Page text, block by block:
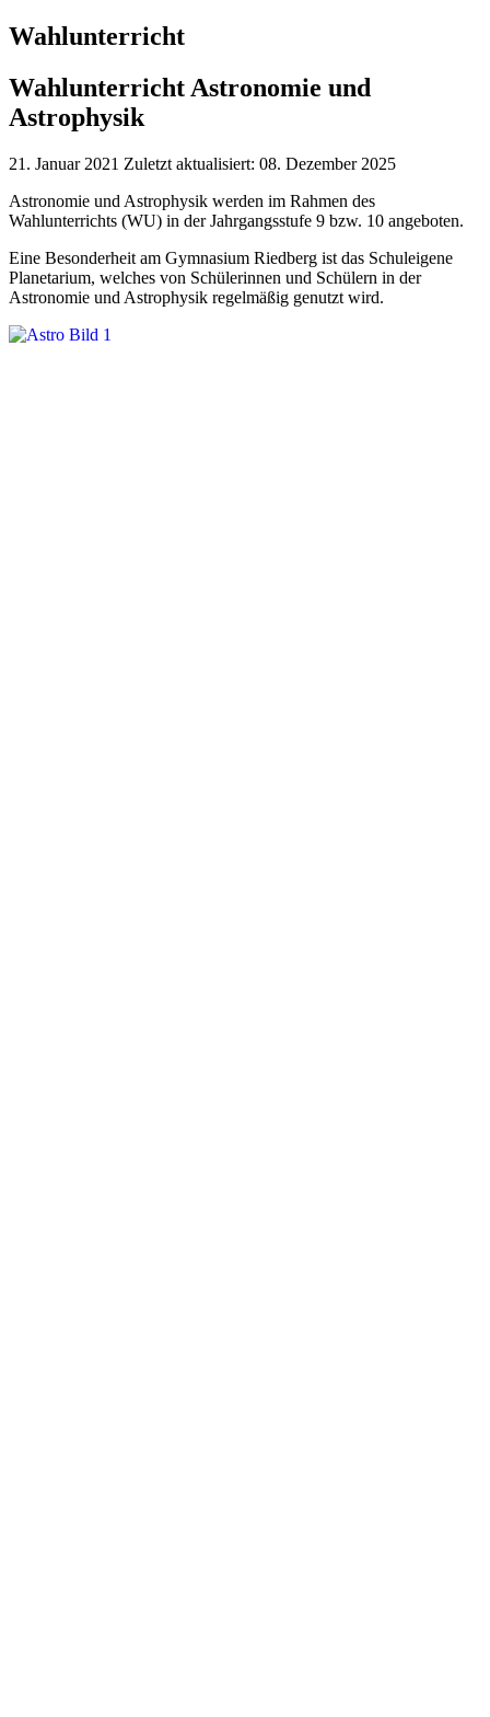
Wahlunterricht
Wahlunterricht Astronomie und
Astrophysik
21. Januar 2021 Zuletzt aktualisiert: 08. Dezember 2025
Astronomie und Astrophysik werden im Rahmen des
Wahlunterrichts (WU) in der Jahrgangsstufe 9 bzw. 10 angeboten.
Eine Besonderheit am Gymnasium Riedberg ist das Schuleigene
Planetarium, welches von Schülerinnen und Schülern in der
Astronomie und Astrophysik regelmäßig genutzt wird.